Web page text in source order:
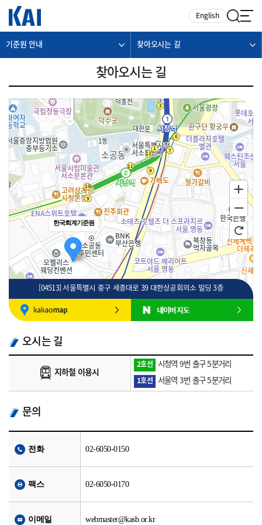
English
기준원 안내 찾아오시는 길
찾아오시는 길
한국회계기준원
100m
[04513] 서울특별시 중구 세종대로 39 대한상공회의소 빌딩 3층
오시는 길
지하철 이용시
2호선 시청역 9번 출구 5분거리
1호선 서울역 3번 출구 5분거리
문의
전화 02-6050-0150
팩스 02-6050-0170
이메일 webmaster@kasb.or.kr